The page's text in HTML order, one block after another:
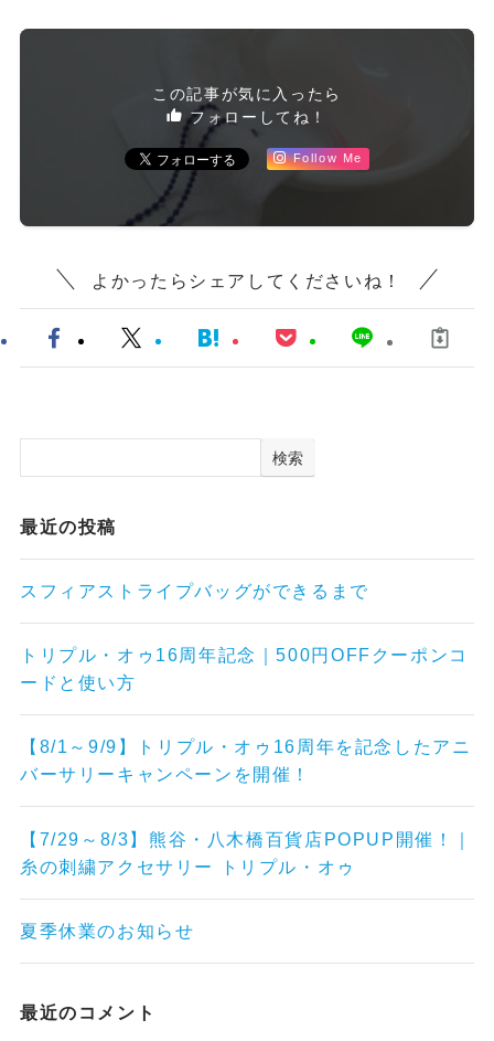
この記事が気に入ったら
フォローしてね！
Follow Me
よかったらシェアしてくださいね！
検索
最近の投稿
スフィアストライプバッグができるまで
トリプル・オゥ16周年記念｜500円OFFクーポンコ
ードと使い方
【8/1～9/9】トリプル・オゥ16周年を記念したアニ
バーサリーキャンペーンを開催！
【7/29～8/3】熊谷・八木橋百貨店POPUP開催！｜
糸の刺繍アクセサリー トリプル・オゥ
夏季休業のお知らせ
最近のコメント